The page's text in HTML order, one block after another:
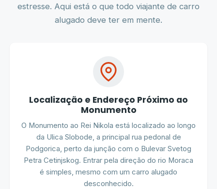
estresse. Aqui está o que todo viajante de carro
alugado deve ter em mente.
Localização e Endereço Próximo ao
Monumento
O Monumento ao Rei Nikola está localizado ao longo
da Ulica Slobode, a principal rua pedonal de
Podgorica, perto da junção com o Bulevar Svetog
Petra Cetinjskog. Entrar pela direção do rio Moraca
é simples, mesmo com um carro alugado
desconhecido.